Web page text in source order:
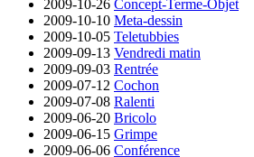
2009-10-26 Concept-Terme-Objet
2009-10-10 Meta-dessin
2009-10-05 Teletubbies
2009-09-13 Vendredi matin
2009-09-03 Rentrée
2009-07-12 Cochon
2009-07-08 Ralenti
2009-06-20 Bricolo
2009-06-15 Grimpe
2009-06-06 Conférence